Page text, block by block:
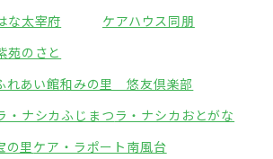
な太宰府
ケアハウス同朋
苑のさと
れあい館和みの里 悠友倶楽部
・ナシカふじまつラ・ナシカおとがな
の里 ケア・ラポート南風台